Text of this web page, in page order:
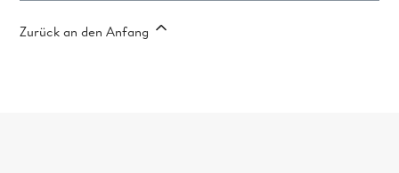
Zurück an den Anfang